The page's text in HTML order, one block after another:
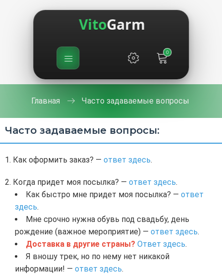
VitoGarm
0
Главная Часто задаваемые вопросы
Часто задаваемые вопросы:
Как оформить заказ? — ответ здесь.
Когда придет моя посылка? — ответ здесь.
Как быстро мне придет моя посылка? — ответ
здесь.
Мне срочно нужна обувь под свадьбу, день
рождение (важное мероприятие) — ответ здесь.
Доставка в другие страны? Ответ здесь.
Я вношу трек, но по нему нет никакой
информации! — ответ здесь.